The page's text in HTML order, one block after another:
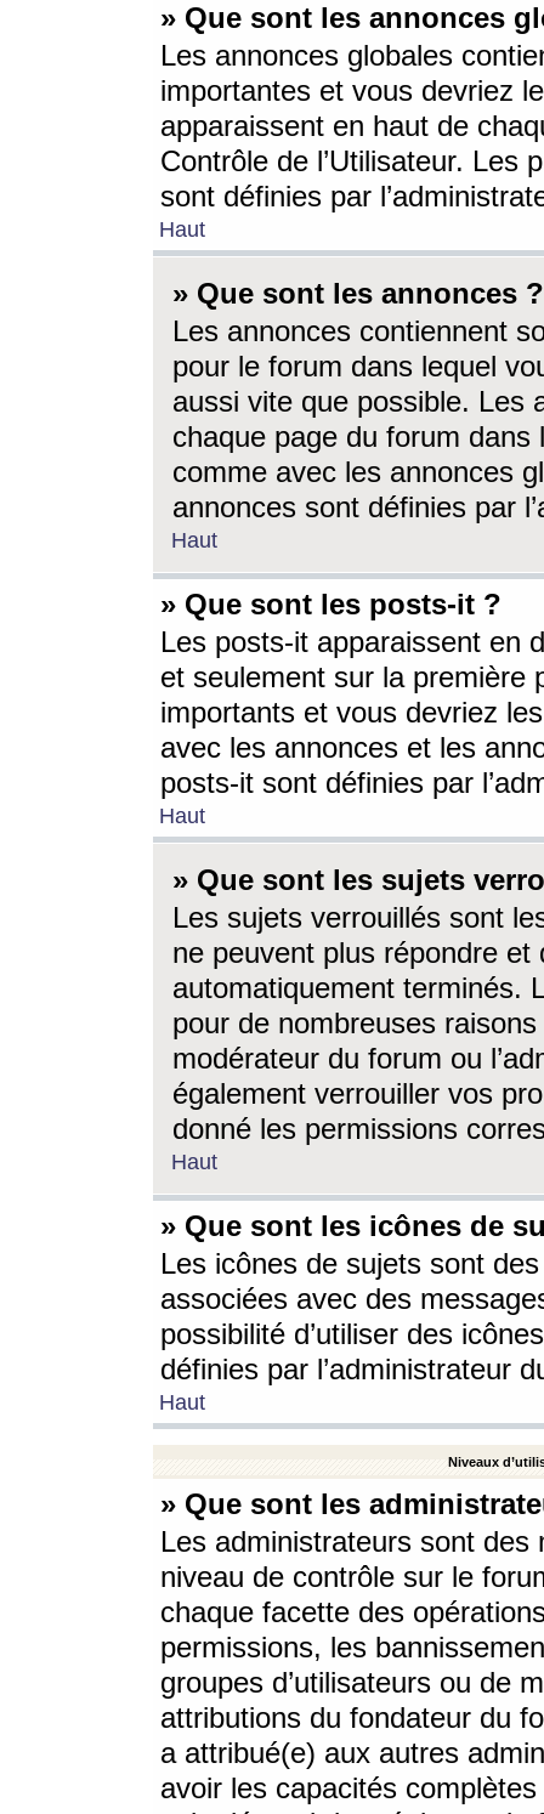
» Que sont les annonces
Les annonces globales
importantes et vous devriez
apparaissent en haut de
Contrôle de l’Utilisateur. Les
sont définies par
Haut
» Que sont les annonces ?
Les annonces contiennent
pour le forum dans lequel
aussi vite que possible. Les
chaque page du forum dans
comme avec les annonces
annonces sont définies par
Haut
» Que sont les posts-it ?
Les posts-it apparaissent en
et seulement sur la première
importants et vous devriez
avec les annonces et les
posts-it sont définies par
Haut
» Que sont les sujets
Les sujets verrouillés sont
ne peuvent plus répondre
automatiquement terminés.
pour de nombreuses
modérateur du forum ou
également verrouiller vos
donné les permissions
Haut
» Que sont les icônes de
Les icônes de sujets sont
associées avec des
possibilité d’utiliser des
définies par l’administrateur
Haut
Niveaux
» Que sont les
Les administrateurs sont
niveau de contrôle sur le
chaque facette des
permissions, les
groupes d’utilisateurs ou de
attributions du fondateur du
a attribué(e) aux autres
avoir les capacités